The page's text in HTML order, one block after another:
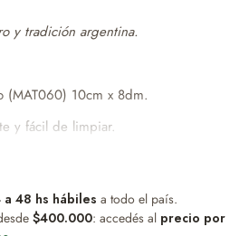
y tradición argentina.
(MAT060) 10cm x 8dm.
y fácil de limpiar.
humedad.
buscan funcionalidad sin
a 48 hs hábiles a todo el país.
$400.000: accedés al precio por